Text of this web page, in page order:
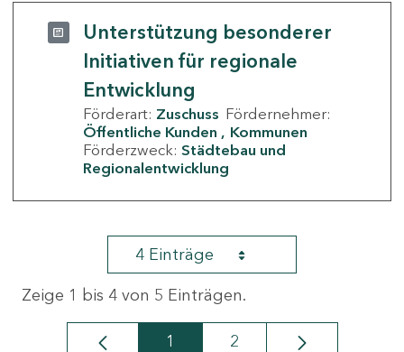
Unterstützung besonderer
Initiativen für regionale
Entwicklung
Förderart: Zuschuss Fördernehmer:
Öffentliche Kunden
Kommunen
Förderzweck: Städtebau und
Regionalentwicklung
4 Einträge
Zeige 1 bis 4 von 5 Einträgen.
1 2